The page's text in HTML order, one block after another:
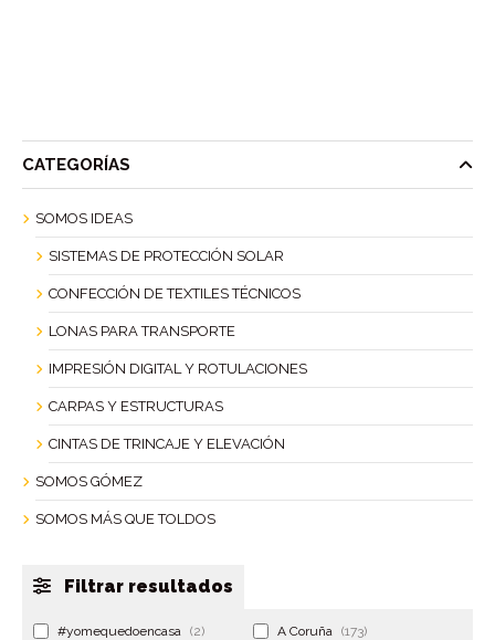
CATEGORÍAS
SOMOS IDEAS
SISTEMAS DE PROTECCIÓN SOLAR
CONFECCIÓN DE TEXTILES TÉCNICOS
LONAS PARA TRANSPORTE
IMPRESIÓN DIGITAL Y ROTULACIONES
CARPAS Y ESTRUCTURAS
CINTAS DE TRINCAJE Y ELEVACIÓN
SOMOS GÓMEZ
SOMOS MÁS QUE TOLDOS
Filtrar resultados
#yomequedoencasa (2) A Coruña (173)